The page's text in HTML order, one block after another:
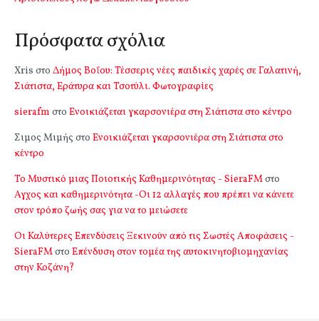
Πρόσφατα σχόλια
Xris στο Δήμος Βοΐου: Τέσσερις νέες παιδικές χαρές σε Γαλατινή,
Σιάτιστα, Εράτυρα και Τσοτύλι. Φωτογραφίες
sierafm στο Ενοικιάζεται γκαρσονιέρα στη Σιάτιστα στο κέντρο
Σιμος Μιμής στο Ενοικιάζεται γκαρσονιέρα στη Σιάτιστα στο
κέντρο
Το Μυστικό μιας Ποιοτικής Καθημερινότητας - SieraFMστο
Αγχος και καθημερινότητα -Οι 12 αλλαγές που πρέπει να κάνετε
στον τρόπο ζωής σας για να το μειώσετε
Οι Καλύτερες Επενδύσεις Ξεκινούν από τις Σωστές Αποφάσεις -
SieraFMστο Επένδυση στον τομέα της αυτοκινητοβιομηχανίας
στην Κοζάνη?